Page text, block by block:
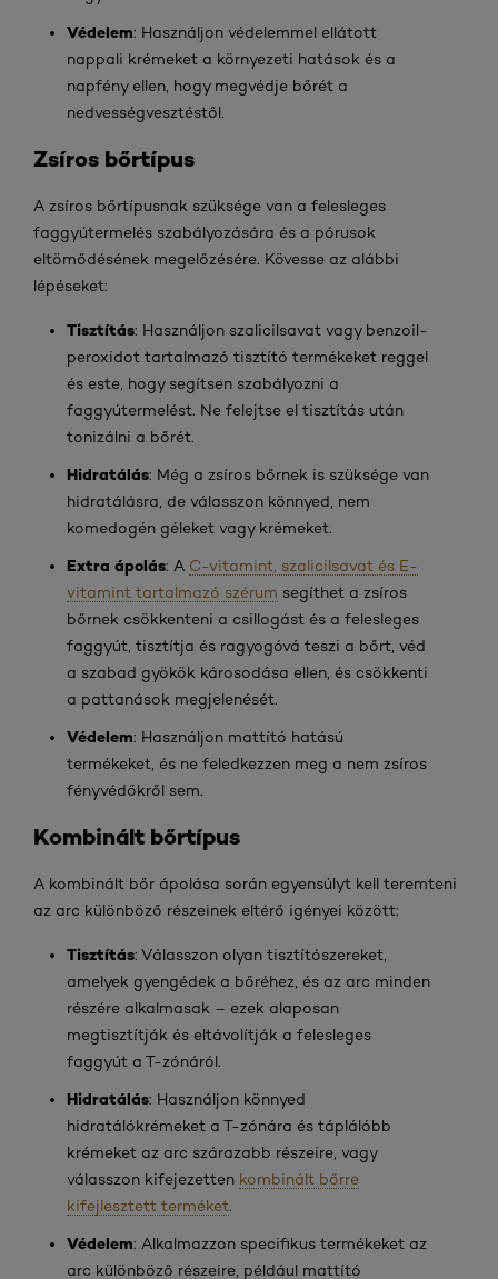
Védelem: Használjon védelemmel ellátott
nappali krémeket a környezeti hatások és a
napfény ellen, hogy megvédje bőrét a
nedvességvesztéstől.
Zsíros bőrtípus
A zsíros bőrtípusnak szüksége van a felesleges
faggyútermelés szabályozására és a pórusok
eltömődésének megelőzésére. Kövesse az alábbi
lépéseket:
Tisztítás: Használjon szalicilsavat vagy benzoil-
peroxidot tartalmazó tisztító termékeket reggel
és este, hogy segítsen szabályozni a
faggyútermelést. Ne felejtse el tisztítás után
tonizálni a bőrét.
Hidratálás: Még a zsíros bőrnek is szüksége van
hidratálásra, de válasszon könnyed, nem
komedogén géleket vagy krémeket.
Extra ápolás: A C-vitamint, szalicilsavat és E-
vitamint tartalmazó szérum segíthet a zsíros
bőrnek csökkenteni a csillogást és a felesleges
faggyút, tisztítja és ragyogóvá teszi a bőrt, véd
a szabad gyökök károsodása ellen, és csökkenti
a pattanások megjelenését.
Védelem: Használjon mattító hatású
termékeket, és ne feledkezzen meg a nem zsíros
fényvédőkről sem.
Kombinált bőrtípus
A kombinált bőr ápolása során egyensúlyt kell teremteni
az arc különböző részeinek eltérő igényei között:
Tisztítás: Válasszon olyan tisztítószereket,
amelyek gyengédek a bőréhez, és az arc minden
részére alkalmasak – ezek alaposan
megtisztítják és eltávolítják a felesleges
faggyút a T-zónáról.
Hidratálás: Használjon könnyed
hidratálókrémeket a T-zónára és táplálóbb
krémeket az arc szárazabb részeire, vagy
válasszon kifejezetten kombinált bőrre
kifejlesztett terméket.
Védelem: Alkalmazzon specifikus termékeket az
arc különböző részeire, például mattító